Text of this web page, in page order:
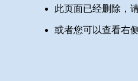
此页面已经删除，
或者您可以查看右